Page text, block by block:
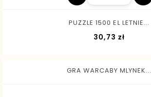
PUZZLE 1500 EL LETNIE...
30,73 złCena
GRA WARCABY MLYNEK...